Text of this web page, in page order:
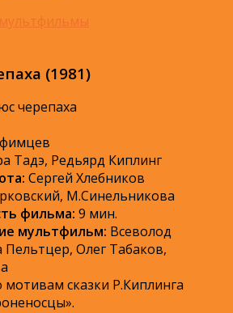
(1981)
черепаха
Тадэ, Редьярд Киплинг
Сергей Хлебников
М.Синельникова
фильма: 9 мин.
мультфильм: Всеволод
Олег Табаков,
мотивам сказки Р.Киплинга